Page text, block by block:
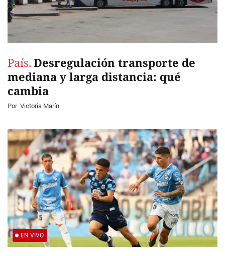
País. Desregulación transporte de
mediana y larga distancia: qué
cambia
Por Victoria Marín
EN VIVO